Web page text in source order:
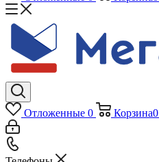
Отложенные 0 Корзина0